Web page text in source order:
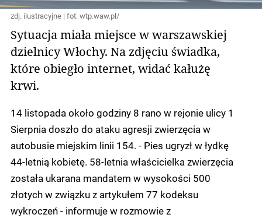
zdj. ilustracyjne | fot. wtp.waw.pl/
Sytuacja miała miejsce w warszawskiej
dzielnicy Włochy. Na zdjęciu świadka,
które obiegło internet, widać kałużę
krwi.
14 listopada około godziny 8 rano w rejonie ulicy 1
Sierpnia doszło do ataku agresji zwierzęcia w
autobusie miejskim linii 154. - Pies ugryzł w łydkę
44-letnią kobietę. 58-letnia właścicielka zwierzęcia
została ukarana mandatem w wysokości 500
złotych w związku z artykułem 77 kodeksu
wykroczeń - informuje w rozmowie z